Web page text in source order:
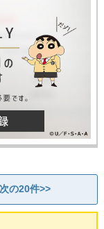
次の20件>>